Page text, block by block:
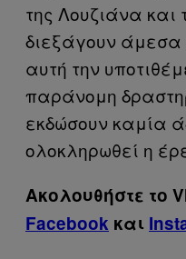
της Λουζιάνα
διεξάγουν άμεσα
αυτή την
παράνομη
εκδώσουν καμία
ολοκληρωθεί η
Ακολουθήστε το
Facebook και